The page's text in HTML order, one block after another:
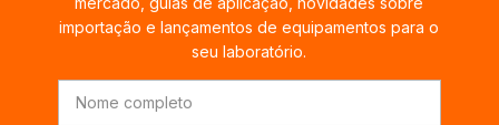
importação e lançamentos de equipamentos para o
seu laboratório.